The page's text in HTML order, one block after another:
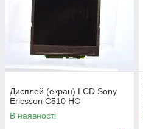
Дисплей (екран) LCD Sony
Ericsson C510 HC
В наявності